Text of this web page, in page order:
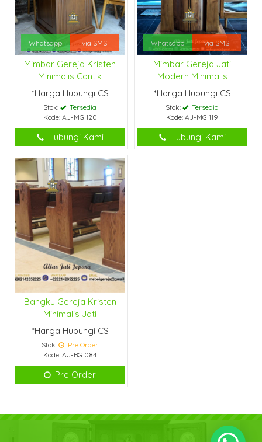
Whatsapp via SMS
Mimbar Gereja Kristen
Minimalis Cantik
*Harga Hubungi CS
Stok:
Tersedia
Kode: AJ-MG 120
Hubungi Kami
Whatsapp via SMS
Mimbar Gereja Jati
Modern Minimalis
*Harga Hubungi CS
Stok:
Tersedia
Kode: AJ-MG 119
Hubungi Kami
Bangku Gereja Kristen
Minimalis Jati
*Harga Hubungi CS
Stok:
Pre Order
Kode: AJ-BG 084
Pre Order